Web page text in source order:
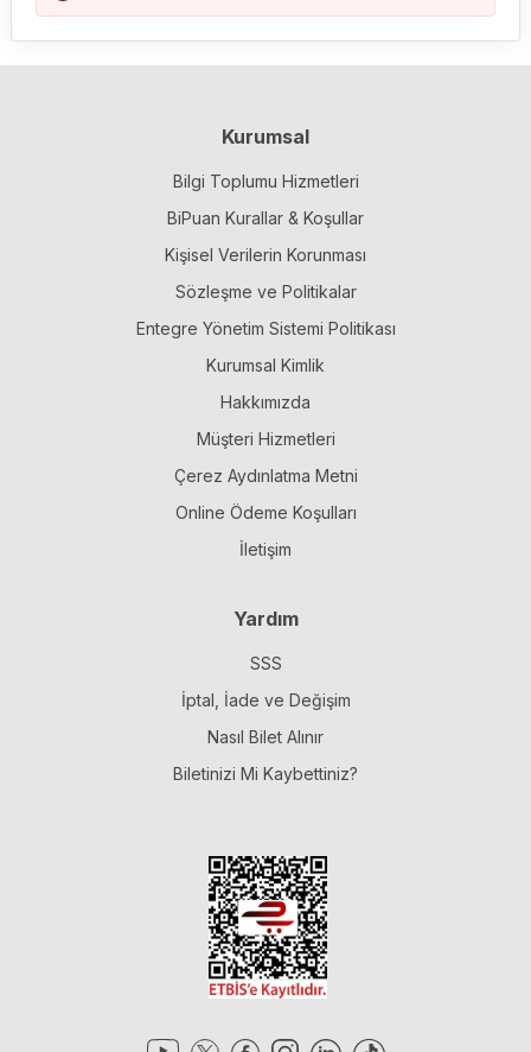
Kurumsal
Bilgi Toplumu Hizmetleri
BiPuan Kurallar & Koşullar
Kişisel Verilerin Korunması
Sözleşme ve Politikalar
Entegre Yönetim Sistemi Politikası
Kurumsal Kimlik
Hakkımızda
Müşteri Hizmetleri
Çerez Aydınlatma Metni
Online Ödeme Koşulları
İletişim
Yardım
SSS
İptal, İade ve Değişim
Nasıl Bilet Alınır
Biletinizi Mi Kaybettiniz?